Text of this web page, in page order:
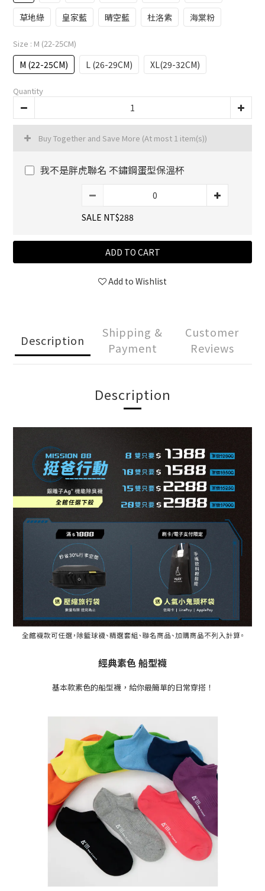
草地綠
皇家藍 晴空藍 杜洛紫 海棠粉
Size : M (22-25CM)
M (22-25CM) L (26-29CM) XL(29-32CM)
Quantity
Buy Together and Save More (At most 1 item(s))
我不是胖虎聯名 不鏽鋼蛋型保溫杯
SALE NT$288
ADD TO CART
Add to Wishlist
Description
Shipping &
Payment
Customer
Reviews
Description
經典素色 船型襪
基本款素色的船型襪，給你最簡單的日常穿搭！